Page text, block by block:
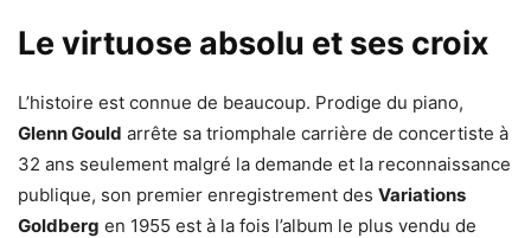
Le virtuose absolu et ses croix
L’histoire est connue de beaucoup. Prodige du piano,
Glenn Gould arrête sa triomphale carrière de concertiste à
32 ans seulement malgré la demande et la reconnaissance
publique, son premier enregistrement des Variations
Goldberg en 1955 est à la fois l’album le plus vendu de